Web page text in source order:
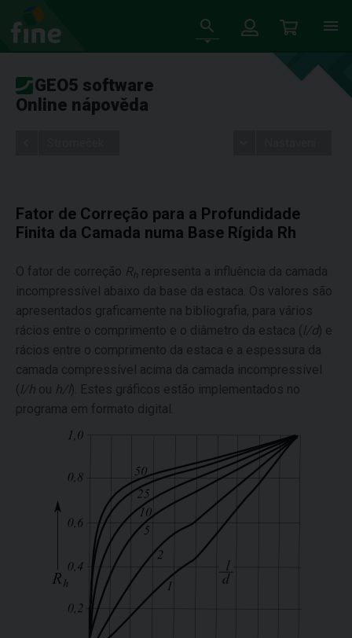
GEO5 software
Online nápověda
Fator de Correção para a Profundidade
Finita da Camada numa Base Rígida Rh
O fator de correção Rh representa a influência da camada
incompressível abaixo da base da estaca. Os valores são
apresentados graficamente na bibliografia, para vários
rácios entre o comprimento e o diâmetro da estaca ( l/d) e
rácios entre o comprimento da estaca e a espessura da
camada compressível acima da camada incompressível
( l/h ou h /l). Estes gráficos estão implementados no
programa em formato digital.